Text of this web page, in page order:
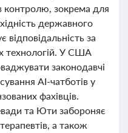
контролю, зокрема для
державного
за
технологій. У США
законодавчі
AI-чатботів у
фахівців.
та Юти забороняє
а також